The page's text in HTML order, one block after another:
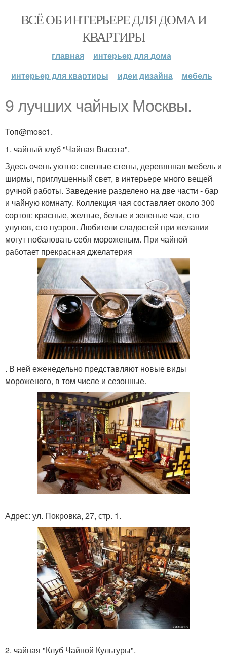
ВСЁ ОБ ИНТЕРЬЕРЕ ДЛЯ ДОМА И
КВАРТИРЫ
главная
интерьер для дома
интерьер для квартиры
идеи дизайна мебель
9 лучших чайных Москвы.
Топ@mosc1.
1. чайный клуб "Чайная Высота".
Здесь очень уютно: светлые стены, деревянная мебель и
ширмы, приглушенный свет, в интерьере много вещей
ручной работы. Заведение разделено на две части - бар
и чайную комнату. Коллекция чая составляет около 300
сортов: красные, желтые, белые и зеленые чаи, сто
улунов, сто пуэров. Любители сладостей при желании
могут побаловать себя мороженым. При чайной
работает прекрасная джелатерия
. В ней еженедельно представляют новые виды
мороженого, в том числе и сезонные.
Адрес: ул. Покровка, 27, стр. 1.
2. чайная "Клуб Чайной Культуры".